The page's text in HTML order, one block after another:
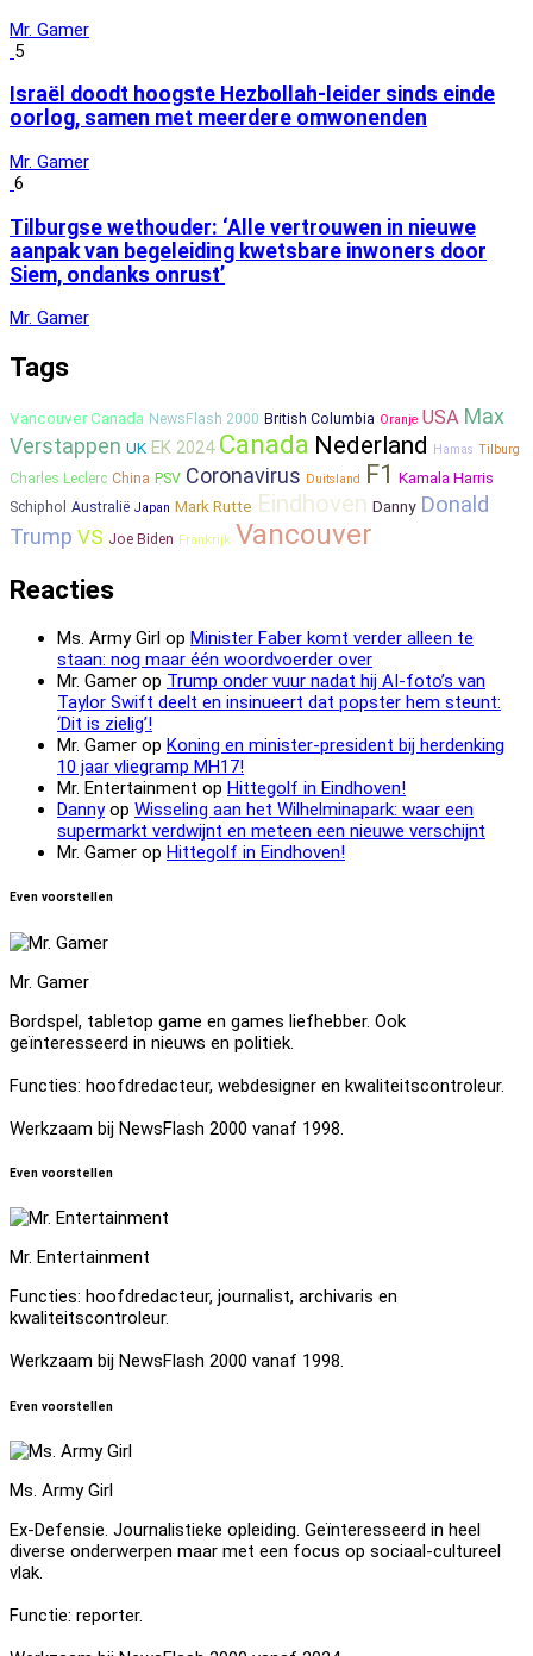
Mr. Gamer
5
Israël doodt hoogste Hezbollah-leider sinds einde
oorlog, samen met meerdere omwonenden
Mr. Gamer
6
Tilburgse wethouder: ‘Alle vertrouwen in nieuwe
aanpak van begeleiding kwetsbare inwoners door
Siem, ondanks onrust’
Mr. Gamer
Tags
Vancouver Canada NewsFlash 2000 British Columbia Oranje USA Max
Verstappen UK EK 2024 Canada Nederland Hamas Tilburg
Charles Leclerc China PSV Coronavirus Duitsland F1 Kamala Harris
Schiphol Australië Japan Mark Rutte Eindhoven Danny Donald
Trump VS Joe Biden Frankrijk Vancouver
Reacties
Ms. Army Girl op Minister Faber komt verder alleen te
staan: nog maar één woordvoerder over
Mr. Gamer op Trump onder vuur nadat hij AI-foto’s van
Taylor Swift deelt en insinueert dat popster hem steunt:
‘Dit is zielig’!
Mr. Gamer op Koning en minister-president bij herdenking
10 jaar vliegramp MH17!
Mr. Entertainment op Hittegolf in Eindhoven!
Dannyop Wisseling aan het Wilhelminapark: waar een
supermarkt verdwijnt en meteen een nieuwe verschijnt
Mr. Gamer op Hittegolf in Eindhoven!
Even voorstellen
Mr. Gamer
Bordspel, tabletop game en games liefhebber. Ook
geïnteresseerd in nieuws en politiek.
Functies: hoofdredacteur, webdesigner en kwaliteitscontroleur.
Werkzaam bij NewsFlash 2000 vanaf 1998.
Even voorstellen
Mr. Entertainment
Functies: hoofdredacteur, journalist, archivaris en
kwaliteitscontroleur.
Werkzaam bij NewsFlash 2000 vanaf 1998.
Even voorstellen
Ms. Army Girl
Ex-Defensie. Journalistieke opleiding. Geïnteresseerd in heel
diverse onderwerpen maar met een focus op sociaal-cultureel
vlak.
Functie: reporter.